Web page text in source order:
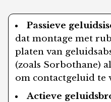
Passieve
dat montage met
platen van
(zoals Sorbothane)
om contactgeluid te
Actieve